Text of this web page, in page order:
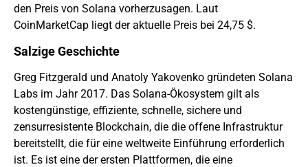
den Preis von Solana vorherzusagen. Laut
CoinMarketCap liegt der aktuelle Preis bei 24,75 $.
Salzige Geschichte
Greg Fitzgerald und Anatoly Yakovenko gründeten Solana
Labs im Jahr 2017. Das Solana-Ökosystem gilt als
kostengünstige, effiziente, schnelle, sichere und
zensurresistente Blockchain, die die offene Infrastruktur
bereitstellt, die für eine weltweite Einführung erforderlich
ist. Es ist eine der ersten Plattformen, die eine